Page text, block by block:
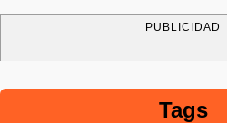
PUBLICIDAD
Tags